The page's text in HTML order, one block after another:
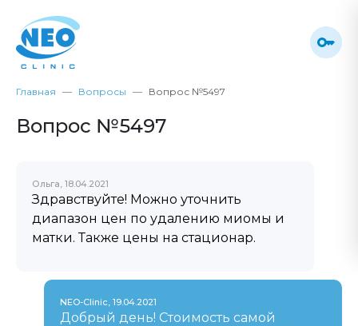
Главная Вопросы Вопрос №5497
Вопрос №5497
Ольга, 18.04.2021
Здравствуйте! Можно уточнить
диапазон цен по удалению миомы и
матки. Также цены на стационар.
NEO-Clinic, 19.04.2021
Добрый день! Стоимость самой